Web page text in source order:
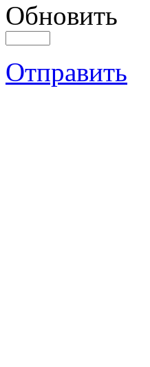
Обновить
Отправить